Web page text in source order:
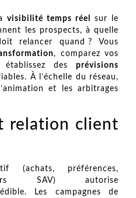
visibilité temps réel
sur le
les prospects, à quelle
relancer quand ? Vous
, comparez vos
établissez des prévisions
À l’échelle du réseau,
et les arbitrages
relation client
(achats, préférences,
SAV) autorise
Les campagnes de